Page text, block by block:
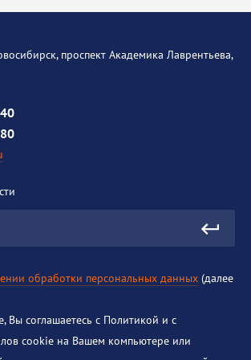
проспект Академика Лаврентьева,
обработки персональных данных (далее
Вы соглашаетесь с Политикой и с
cookie на Вашем компьютере или